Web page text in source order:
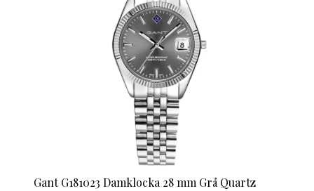
Gant G181023 Damklocka 28 mm Grå Quartz